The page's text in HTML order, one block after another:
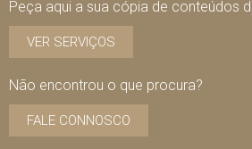
Peça aqui a sua cópia de conteúdos
VER SERVIÇOS
Não encontrou o que procura?
FALE CONNOSCO